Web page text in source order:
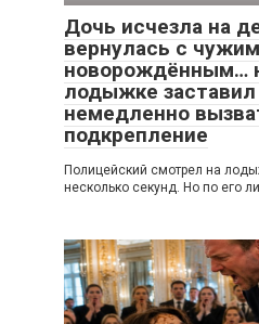
Дочь исчезла на
вернулась с чужим
новорождённым…
лодыжке
немедленно
подкрепление
Полицейский смотрел на
несколько секунд. Но по его